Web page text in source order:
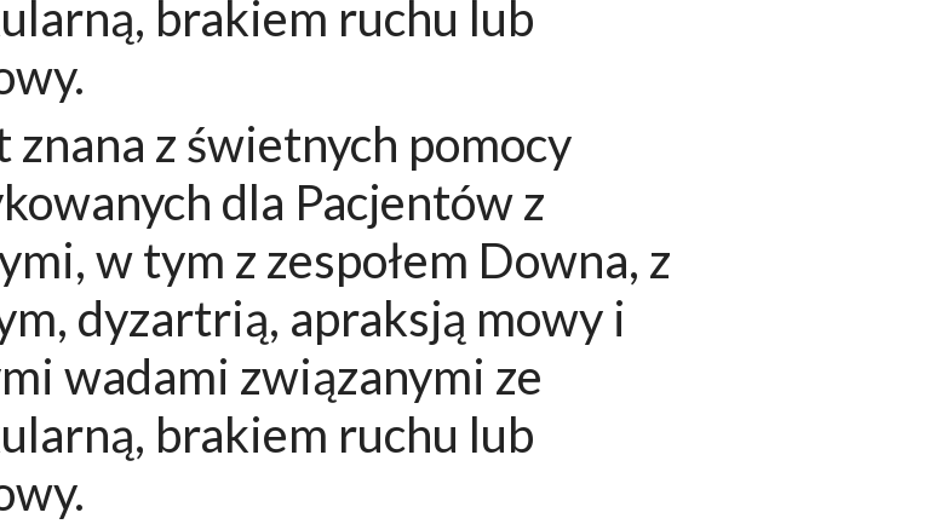
brakiem ruchu lub
z świetnych pomocy
dla Pacjentów z
w tym z zespołem Downa, z
dyzartrią, apraksją mowy i
wadami związanymi ze
brakiem ruchu lub